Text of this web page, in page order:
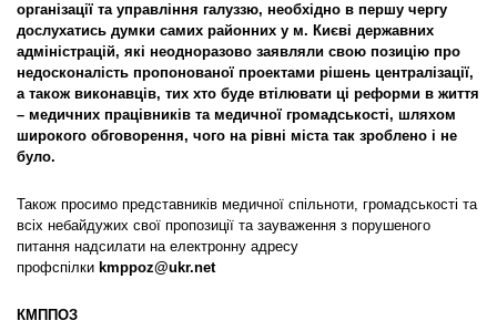
організації та управління галуззю, необхідно в першу чергу
дослухатись думки самих районних у м. Києві державних
адміністрацій, які неодноразово заявляли свою позицію про
недосконалість пропонованої проектами рішень централізації,
а також виконавців, тих хто буде втілювати ці реформи в життя
– медичних працівників та медичної громадськості, шляхом
широкого обговорення, чого на рівні міста так зроблено і не
було.
Також просимо представників медичної спільноти, громадськості та
всіх небайдужих свої пропозиції та зауваження з порушеного
питання надсилати на електронну адресу
профспілки kmppoz@ukr.net
КМППОЗ